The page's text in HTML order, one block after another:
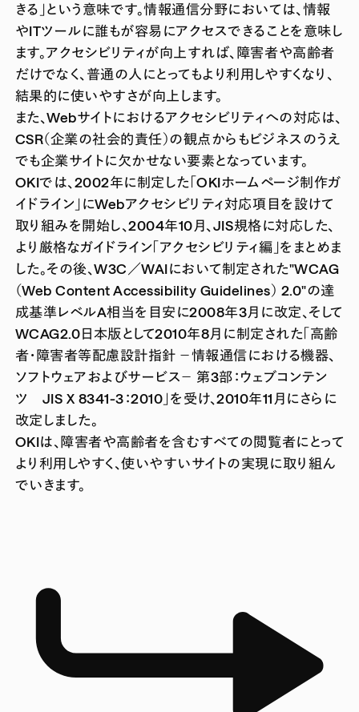
きる」という意味です。情報通信分野においては、情報
やITツールに誰もが容易にアクセスできることを意味し
ます。アクセシビリティが向上すれば、障害者や高齢者
だけでなく、普通の人にとってもより利用しやすくなり、
結果的に使いやすさが向上します。
また、Webサイトにおけるアクセシビリティへの対応は、
CSR（企業の社会的責任）の観点からもビジネスのうえ
でも企業サイトに欠かせない要素となっています。
OKIでは、2002年に制定した「OKIホームページ制作ガ
イドライン」にWebアクセシビリティ対応項目を設けて
取り組みを開始し、2004年10月、JIS規格に対応した、
より厳格なガイドライン「アクセシビリティ編」をまとめま
した。その後、W3C／WAIにおいて制定された"WCAG
（Web Content Accessibility Guidelines） 2.0"の達
成基準レベルA相当を目安に2008年3月に改定、そして
WCAG2.0日本版として2010年8月に制定された「高齢
者・障害者等配慮設計指針 －情報通信における機器、
ソフトウェアおよびサービス－ 第3部：ウェブコンテン
ツ JIS X 8341-3：2010」を受け、2010年11月にさらに
改定しました。
OKIは、障害者や高齢者を含むすべての閲覧者にとって
より利用しやすく、使いやすいサイトの実現に取り組ん
でいきます。